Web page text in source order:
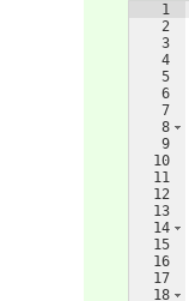
1
2
3
4
5
6
7
8
9
10
11
12
13
14
15
16
17
18